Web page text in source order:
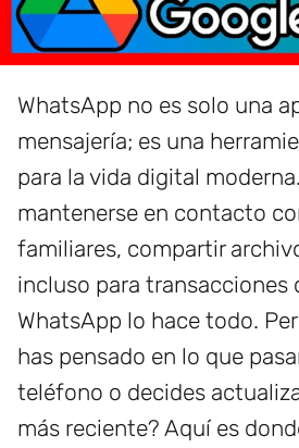
WhatsApp no es solo una
mensajería; es una
para la vida digital
mantenerse en contacto
familiares, compartir
incluso para transacciones
WhatsApp lo hace todo.
has pensado en lo que
teléfono o decides
más reciente? Aquí es